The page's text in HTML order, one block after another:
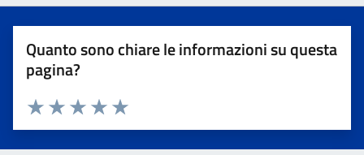
Quanto sono chiare le informazioni su questa
pagina?
Valuta 5 stelle su 5
Valuta 4 stelle su 5
Valuta 3 stelle su 5
Valuta 2 stelle su 5
Valuta 1 stelle su 5